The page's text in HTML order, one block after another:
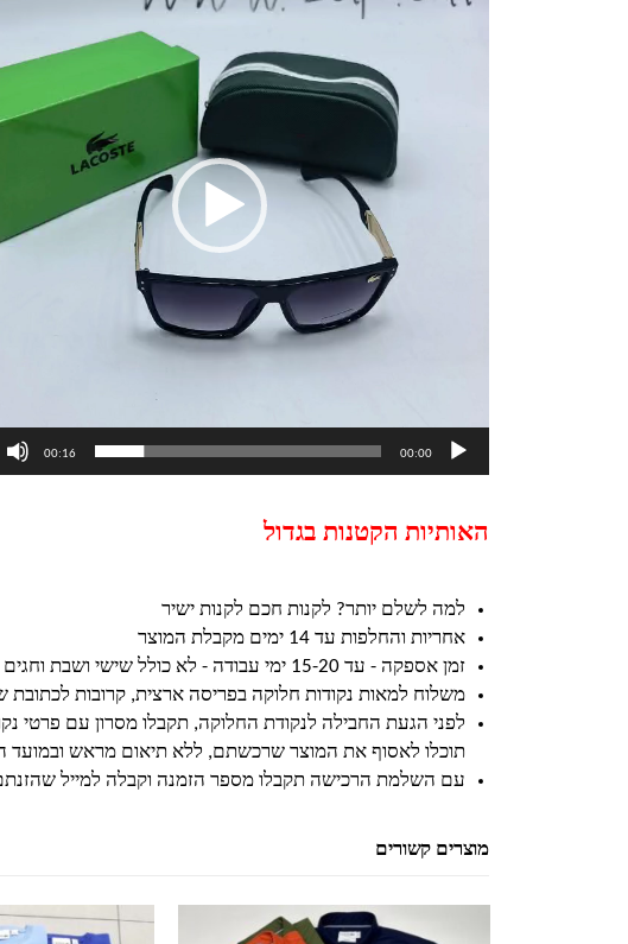
00:00
00:16
האותיות הקטנות בגדול
למה לשלם יותר? לקנות חכם לקנות ישיר
אחריות והחלפות עד 14 ימים מקבלת המוצר
זמן אספקה - עד 15-20 ימי עבודה - לא כולל שישי ושבת וחגים
משלוח למאות נקודות חלוקה בפריסה ארצית, קרובות לכתובת
לפני הגעת החבילה לנקודת החלוקה, תקבלו מסרון עם פרטי
תוכלו לאסוף את המוצר שרכשתם, ללא תיאום מראש ובמועד
עם השלמת הרכישה תקבלו מספר הזמנה וקבלה למייל
מוצרים קשורים
למוצר זה יש מספר סוגים. ניתן לבחור את האפשרויות בעמוד המוצר למוצר זה יש מספר סוגים. ניתן לבחור את האפשרויות בעמוד המוצר